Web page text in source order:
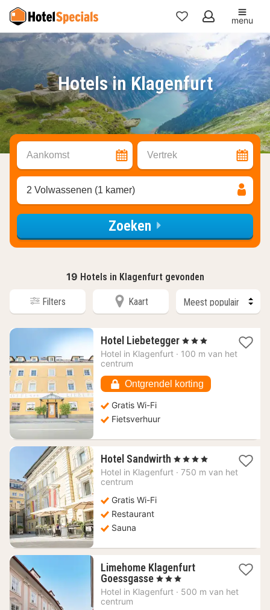
Mijn
favorieten
menu
Hotels in Klagenfurt
Aankomst Vertrek
2 Volwassenen (1 kamer)
Zoeken
19 Hotels in Klagenfurt gevonden
Filters Kaart
Hotel Liebetegger 1
nacht
€
, 3 Sterren
Hotel in Klagenfurt · 100 m van het
centrum
Ontgrendel korting
Gratis Wi-Fi
Fietsverhuur
Hotel Sandwirth 1
nacht
, 4 Sterren
Hotel in Klagenfurt · 750 m van het
centrum
Gratis Wi-Fi
Restaurant
Sauna
Limehome Klagenfurt
Goessgasse 1
nacht
, 3 Sterren
Hotel in Klagenfurt · 500 m van het
centrum